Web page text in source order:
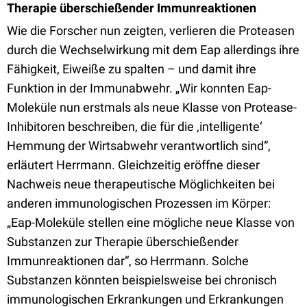
Therapie überschießender Immunreaktionen
Wie die Forscher nun zeigten, verlieren die Proteasen
durch die Wechselwirkung mit dem Eap allerdings ihre
Fähigkeit, Eiweiße zu spalten – und damit ihre
Funktion in der Immunabwehr. „Wir konnten Eap-
Moleküle nun erstmals als neue Klasse von Protease-
Inhibitoren beschreiben, die für die ‚intelligente‘
Hemmung der Wirtsabwehr verantwortlich sind“,
erläutert Herrmann. Gleichzeitig eröffne dieser
Nachweis neue therapeutische Möglichkeiten bei
anderen immunologischen Prozessen im Körper:
„Eap-Moleküle stellen eine mögliche neue Klasse von
Substanzen zur Therapie überschießender
Immunreaktionen dar“, so Herrmann. Solche
Substanzen könnten beispielsweise bei chronisch
immunologischen Erkrankungen und Erkrankungen